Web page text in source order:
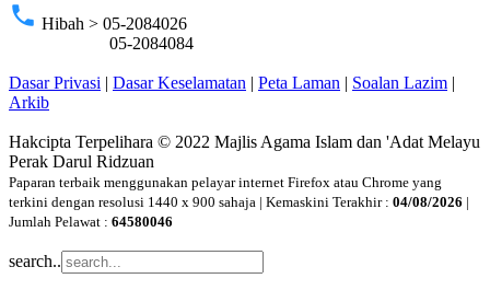
phone Hibah > 05-2084026
05-2084084
Dasar Privasi | Dasar Keselamatan | Peta Laman | Soalan Lazim |
Arkib
Hakcipta Terpelihara © 2022 Majlis Agama Islam dan 'Adat Melayu
Perak Darul Ridzuan
Paparan terbaik menggunakan pelayar internet Firefox atau Chrome yang
terkini dengan resolusi 1440 x 900 sahaja | Kemaskini Terakhir : 04/08/2026 |
Jumlah Pelawat : 64580046
search..